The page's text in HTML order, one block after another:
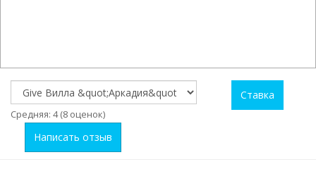
Средняя: 4 (8 оценок)
Ставка
Написать отзыв